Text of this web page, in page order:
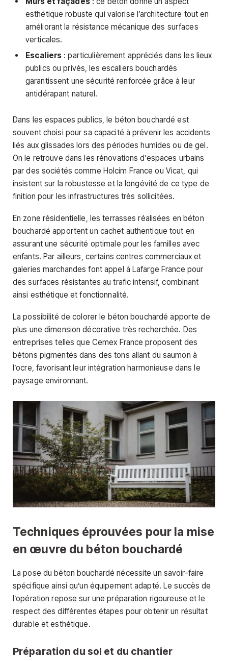
esthétique robuste qui valorise l’architecture tout en
améliorant la résistance mécanique des surfaces
verticales.
Escaliers : particulièrement appréciés dans les lieux
publics ou privés, les escaliers bouchardés
garantissent une sécurité renforcée grâce à leur
antidérapant naturel.
Dans les espaces publics, le béton bouchardé est
souvent choisi pour sa capacité à prévenir les accidents
liés aux glissades lors des périodes humides ou de gel.
On le retrouve dans les rénovations d’espaces urbains
par des sociétés comme Holcim France ou Vicat, qui
insistent sur la robustesse et la longévité de ce type de
finition pour les infrastructures très sollicitées.
En zone résidentielle, les terrasses réalisées en béton
bouchardé apportent un cachet authentique tout en
assurant une sécurité optimale pour les familles avec
enfants. Par ailleurs, certains centres commerciaux et
galeries marchandes font appel à Lafarge France pour
des surfaces résistantes au trafic intensif, combinant
ainsi esthétique et fonctionnalité.
La possibilité de colorer le béton bouchardé apporte de
plus une dimension décorative très recherchée. Des
entreprises telles que Cemex France proposent des
bétons pigmentés dans des tons allant du saumon à
l’ocre, favorisant leur intégration harmonieuse dans le
paysage environnant.
Techniques éprouvées pour la mise
en œuvre du béton bouchardé
La pose du béton bouchardé nécessite un savoir-faire
spécifique ainsi qu’un équipement adapté. Le succès de
l’opération repose sur une préparation rigoureuse et le
respect des différentes étapes pour obtenir un résultat
durable et esthétique.
Préparation du sol et du chantier